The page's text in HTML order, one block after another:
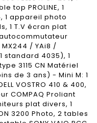
top PROLINE, 1
1 appareil photo
1 T.V écran plat
autocommutateur
MX244 / YAi8 /
standard 4035), 1
3115 CN Matériel
de 3 ans) - Mini M: 1
VOSTRO 410 & 400,
COMPAQ Proliant
plat divers, 1
3200 Photo, 2 tables